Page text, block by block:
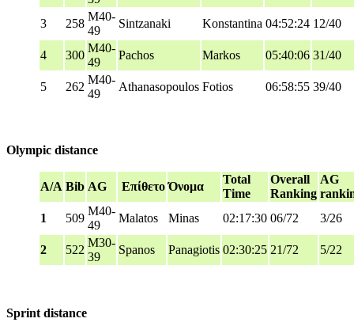
3 258
M40-
49
Sintzanaki Konstantina 04:52:24 12/40
4 300
M40-
49
Pachos Markos 05:40:06 31/40
5 262
M40-
49
Athanasopoulos Fotios 06:58:55 39/40
Olympic distance
A/A Bib AG Επίθετο Όνομα
Total
Time
Overall
Ranking
AG
1
509
M40-
49
Malatos Minas 02:17:30 06/72 3/26
2 522
M30-
39
Spanos Panagiotis 02:30:25 21/72 5/22
Sprint distance